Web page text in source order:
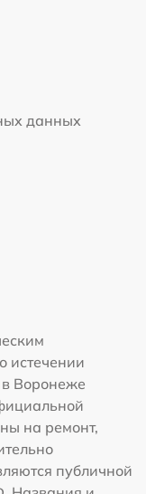
данных
истечении
Воронеже
на ремонт,
публичной